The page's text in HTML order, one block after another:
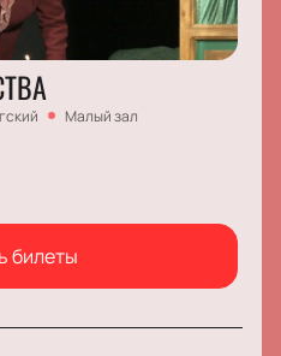
Малый зал
билеты